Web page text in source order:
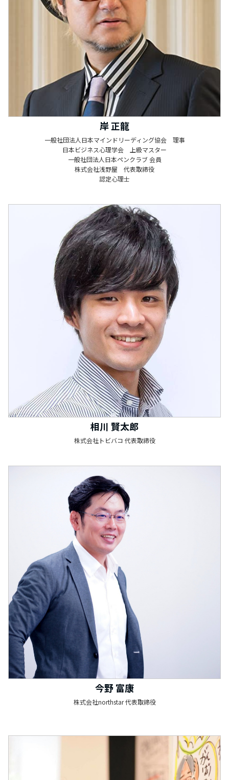
岸 正龍
一般社団法人日本マインドリーディング協会 理事
日本ビジネス心理学会 上級マスター
一般社団法人日本ペンクラブ 会員
株式会社浅野屋 代表取締役
認定心理士
相川 賢太郎
株式会社トビバコ 代表取締役
今野 富康
株式会社northstar 代表取締役